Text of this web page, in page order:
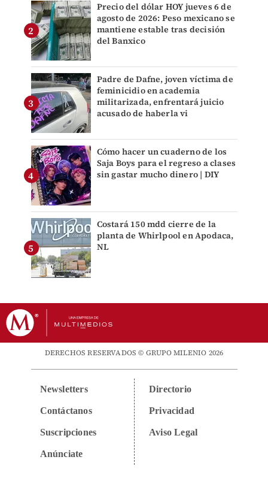
Precio del dólar HOY jueves 6 de
agosto de 2026: Peso mexicano se
mantiene estable tras decisión
del Banxico
Padre de Dafne, joven víctima de
feminicidio en academia
militarizada, enfrentará juicio
acusado de haberla vi
Cómo hacer un cuaderno de los
Saja Boys para el regreso a clases
sin gastar mucho dinero | DIY
Costará 150 mdd cierre de la
planta de Whirlpool en Apodaca,
NL
DERECHOS RESERVADOS © GRUPO MILENIO 2026
Newsletters
Contáctanos
Suscripciones
Anúnciate
Directorio
Privacidad
Aviso Legal